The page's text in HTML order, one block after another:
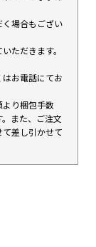
く場合もござい
ただきます。
お電話にてお
り梱包手数
また、ご注文
差し引かせて